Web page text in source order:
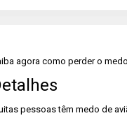
agora como perder o
pessoas têm medo de